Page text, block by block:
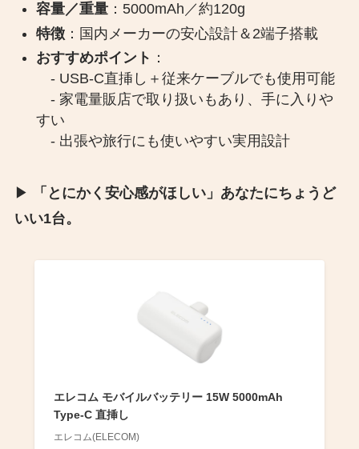
容量／重量：5000mAh／約120g
特徴：国内メーカーの安心設計＆2端子搭載
おすすめポイント ：
- USB-C直挿し＋従来ケーブルでも使用可能
- 家電量販店で取り扱いもあり、手に入りや
すい
- 出張や旅行にも使いやすい実用設計
▶︎
「とにかく安心感がほしい」あなたにちょうど
いい1台。
エレコム モバイルバッテリー 15W 5000mAh
Type-C 直挿し
エレコム(ELECOM)